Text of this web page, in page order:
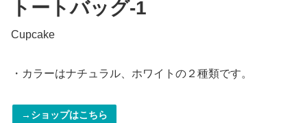
トートバッグ-1
Cupcake
・カラーはナチュラル、ホワイトの２種類です。
→ショップはこちら